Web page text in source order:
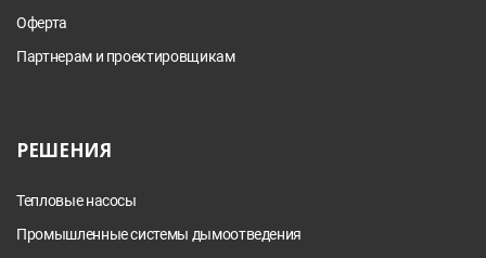
Оферта
Партнерам и проектировщикам
РЕШЕНИЯ
Тепловые насосы
Промышленные системы дымоотведения